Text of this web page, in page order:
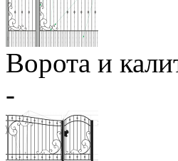
Ворота и
-